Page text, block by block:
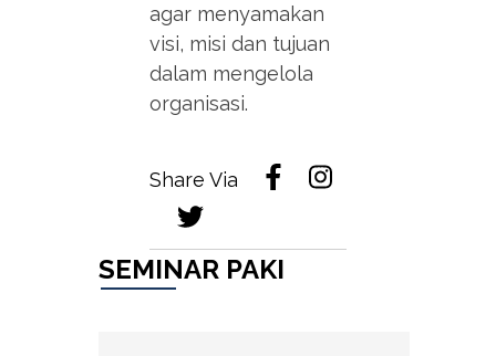
agar menyamakan
visi, misi dan tujuan
dalam mengelola
organisasi.
Share Via
SEMINAR PAKI